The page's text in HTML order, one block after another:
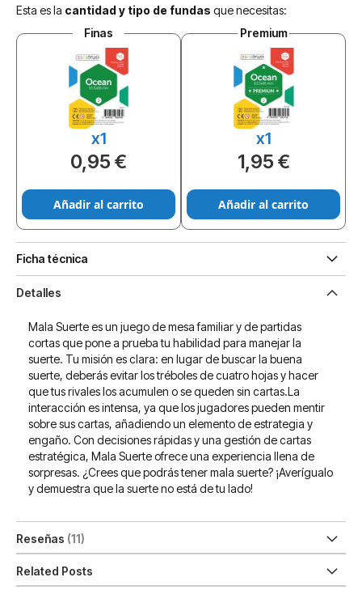
Esta es la cantidad y tipo de fundas que necesitas:
Finas
x1
0,95 €
Añadir al carrito
Premium
x1
1,95 €
Añadir al carrito
Ficha técnica
Detalles
Mala Suerte es un juego de mesa familiar y de partidas
cortas que pone a prueba tu habilidad para manejar la
suerte. Tu misión es clara: en lugar de buscar la buena
suerte, deberás evitar los tréboles de cuatro hojas y hacer
que tus rivales los acumulen o se queden sin cartas.La
interacción es intensa, ya que los jugadores pueden mentir
sobre sus cartas, añadiendo un elemento de estrategia y
engaño. Con decisiones rápidas y una gestión de cartas
estratégica, Mala Suerte ofrece una experiencia llena de
sorpresas. ¿Crees que podrás tener mala suerte? ¡Averígualo
y demuestra que la suerte no está de tu lado!
Reseñas 11
Related Posts